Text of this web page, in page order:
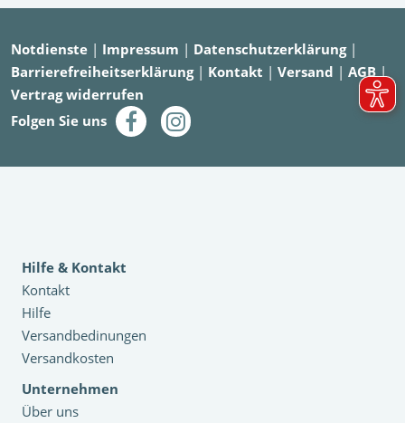
Notdienste | Impressum | Datenschutzerklärung|
Barrierefreiheitserklärung| Kontakt | Versand | AGB |
Vertrag widerrufen
Folgen Sie uns
Hilfe & Kontakt
Kontakt
Hilfe
Versandbedinungen
Versandkosten
Unternehmen
Über uns